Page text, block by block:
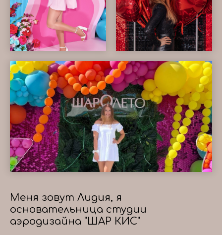
Меня зовут Лидия, я
основательница студии
аэродизайна "ШАР КИС"